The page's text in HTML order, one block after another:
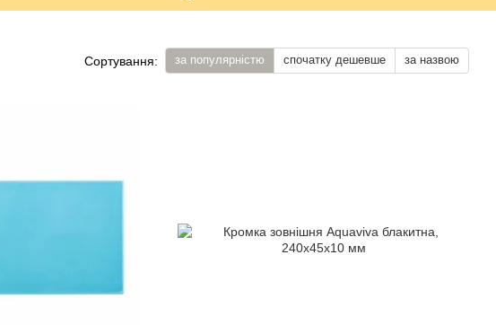
Сортування: за популярністю спочатку дешевше за назвою